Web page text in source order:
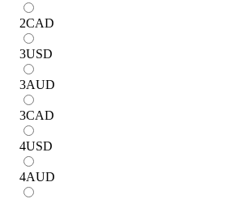
2CAD
3USD
3AUD
3CAD
4USD
4AUD